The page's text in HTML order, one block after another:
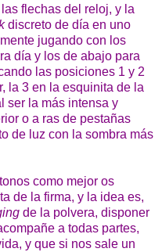
flechas del reloj, y la
discreto de día en uno
jugando con los
día y los de abajo para
las posiciones 1 y 2
la 3 en la esquinita de la
ser la más intensa y
o a ras de pestañas
de luz con la sombra más
como mejor os
de la firma, y la idea es,
de la polvera, disponer
a todas partes,
y que si nos sale un